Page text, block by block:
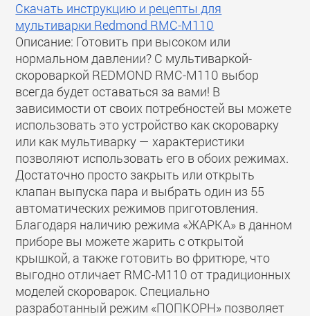
Скачать инструкцию и рецепты для
мультиварки Redmond RMC-M110
Описание: Готовить при высоком или
нормальном давлении? С мультиваркой-
скороваркой REDMOND RMC-M110 выбор
всегда будет оставаться за вами! В
зависимости от своих потребностей вы можете
использовать это устройство как скороварку
или как мультиварку — характеристики
позволяют использовать его в обоих режимах.
Достаточно просто закрыть или открыть
клапан выпуска пара и выбрать один из 55
автоматических режимов приготовления.
Благодаря наличию режима «ЖАРКА» в данном
приборе вы можете жарить с открытой
крышкой, а также готовить во фритюре, что
выгодно отличает RMC-M110 от традиционных
моделей скороварок. Специально
разработанный режим «ПОПКОРН» позволяет